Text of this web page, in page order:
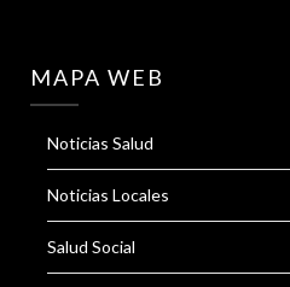
MAPA WEB
Noticias Salud
Noticias Locales
Salud Social